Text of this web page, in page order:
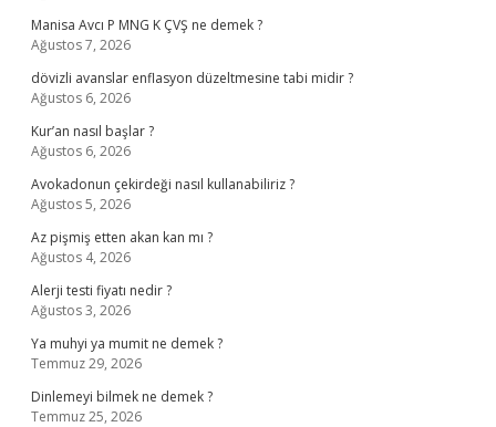
Manisa Avcı P MNG K ÇVŞ ne demek ?
Ağustos 7, 2026
dövizli avanslar enflasyon düzeltmesine tabi midir ?
Ağustos 6, 2026
Kur’an nasıl başlar ?
Ağustos 6, 2026
Avokadonun çekirdeği nasıl kullanabiliriz ?
Ağustos 5, 2026
Az pişmiş etten akan kan mı ?
Ağustos 4, 2026
Alerji testi fiyatı nedir ?
Ağustos 3, 2026
Ya muhyi ya mumit ne demek ?
Temmuz 29, 2026
Dinlemeyi bilmek ne demek ?
Temmuz 25, 2026